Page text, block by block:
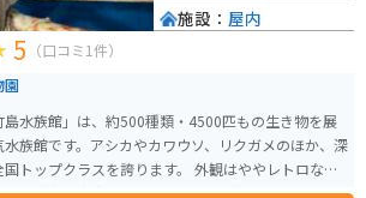
5 （口コミ1件）
園
水族館」は、約500種類・4500匹もの生き物を展
族館です。アシカやカワウソ、リクガメのほか、深
スを誇ります。 外観はややレトロなが
で内容も充実。2024年10月には増築リニューアル
施設： 屋内